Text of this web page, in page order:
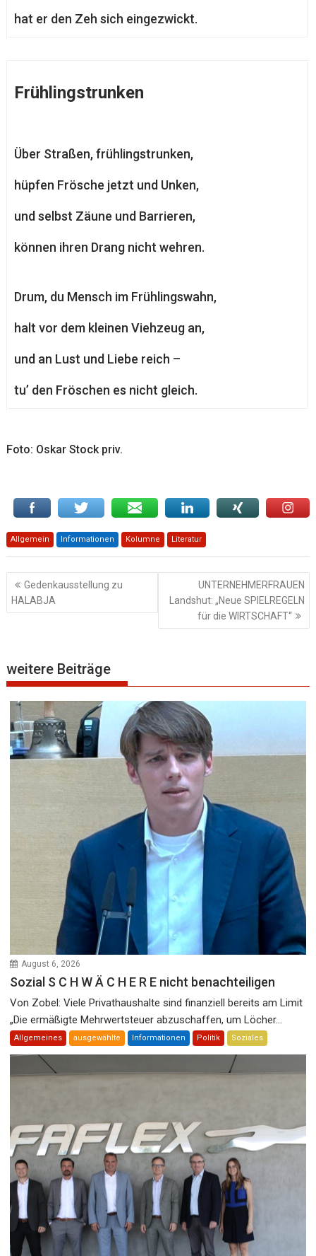
hat er den Zeh sich eingezwickt.
Frühlingstrunken
Über Straßen, frühlingstrunken,
hüpfen Frösche jetzt und Unken,
und selbst Zäune und Barrieren,
können ihren Drang nicht wehren.
Drum, du Mensch im Frühlingswahn,
halt vor dem kleinen Viehzeug an,
und an Lust und Liebe reich –
tu’ den Fröschen es nicht gleich.
Foto: Oskar Stock priv.
Allgemein Informationen Kolumne Literatur
Beitragsnavigation
Gedenkausstellung zu
HALABJA
UNTERNEHMERFRAUEN
Landshut: „Neue SPIELREGELN
für die WIRTSCHAFT“
weitere Beiträge
August 6, 2026
Sozial S C H W Ä C H E R E nicht benachteiligen
Von Zobel: Viele Privathaushalte sind finanziell bereits am Limit
„Die ermäßigte Mehrwertsteuer abzuschaffen, um Löcher...
Allgemeines ausgewählte Informationen Politik Soziales